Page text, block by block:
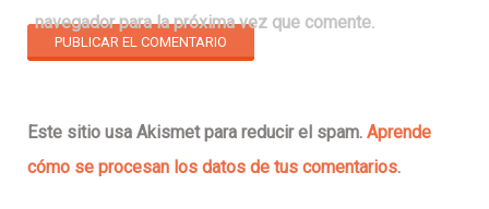
navegador para la próxima vez que comente.
Este sitio usa Akismet para reducir el spam. Aprende
cómo se procesan los datos de tus comentarios.